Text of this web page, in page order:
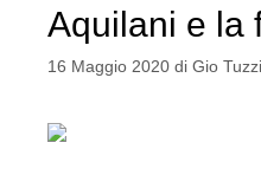
Aquilani e la
16 Maggio 2020 di Gio Tuzzi